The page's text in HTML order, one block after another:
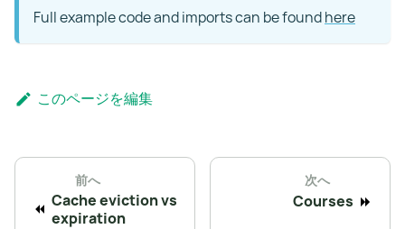
Full example code and imports can be foundhere
このページを編集
前へ
Cache eviction vs
expiration
次へ
Courses